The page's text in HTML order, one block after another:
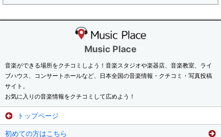
Music Place
音楽ができる場所をクチコミしよう！音楽スタジオや楽器店、音楽教室、ライ
ブハウス、コンサートホールなど、日本全国の音楽情報・クチコミ・写真投稿
サイト。
お気に入りの音楽情報をクチコミして広めよう！
トップページ
初めての方はこちら